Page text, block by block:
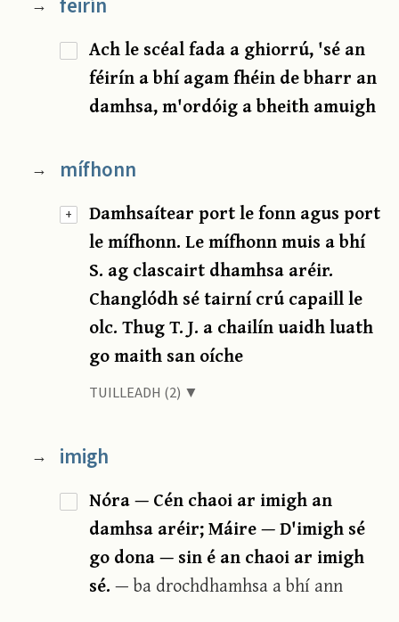
→ féirín
Ach le scéal fada a ghiorrú, 'sé an
féirín a bhí agam fhéin de bharr an
damhsa, m'ordóig a bheith amuigh
+
→ mífhonn
Damhsaítear port le fonn agus port
le mífhonn. Le mífhonn muis a bhí
S. ag clascairt dhamhsa aréir.
Changlódh sé tairní crú capaill le
olc. Thug T. J. a chailín uaidh luath
go maith san oíche
TUILLEADH (2) ▼
→ imigh
Nóra — Cén chaoi ar imigh an
damhsa aréir; Máire — D'imigh sé
go dona — sin é an chaoi ar imigh
sé.— ba drochdhamhsa a bhí ann